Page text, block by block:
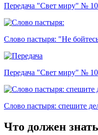
Передача "Свет миру" №
Слово пастыря: "Не
Передача "Свет миру" №
Слово пастыря: спешите
Что должен